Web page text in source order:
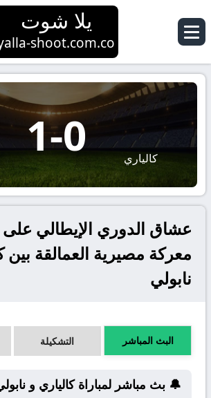
يلا شوت
shoot.com.co
كالياري 0
-
1
عشاق الدوري الإيطالي
معركة مصيرية العمالقة بين
نابولي
البث المباشر التشكيلة
🔔 بث مباشر لمباراة كالياري و